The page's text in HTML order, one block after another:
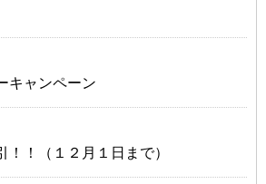
キャンペーン
！！（１２月１日まで）